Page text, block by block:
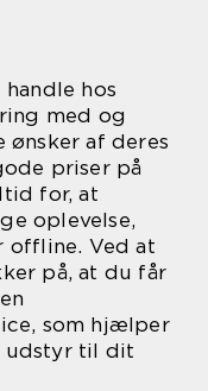
hos
med og
ønsker af deres
priser på
for, at
oplevelse,
offline. Ved at
på, at du får
som hjælper
udstyr til dit